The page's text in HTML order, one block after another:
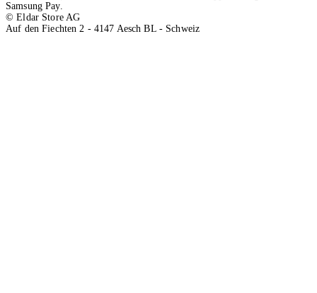
Samsung Pay.
© Eldar Store AG
Auf den Fiechten 2 - 4147 Aesch BL - Schweiz